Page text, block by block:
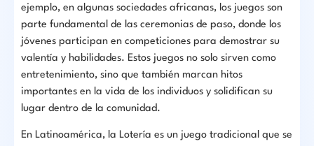
ejemplo, en algunas sociedades africanas, los juegos son
parte fundamental de las ceremonias de paso, donde los
jóvenes participan en competiciones para demostrar su
valentía y habilidades. Estos juegos no solo sirven como
entretenimiento, sino que también marcan hitos
importantes en la vida de los individuos y solidifican su
lugar dentro de la comunidad.
En Latinoamérica, la Lotería es un juego tradicional que se